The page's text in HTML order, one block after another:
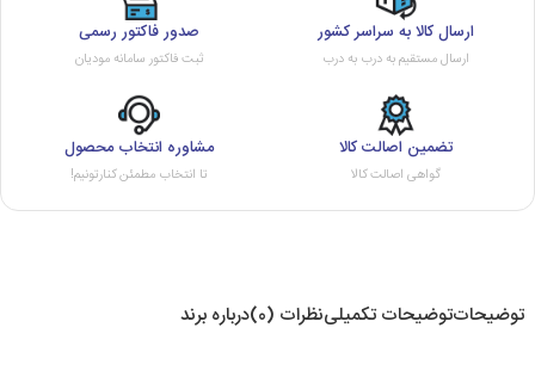
ارسال کالا به سراسر کشور
ارسال مستقیم به درب به درب
صدور فاکتور رسمی
ثبت فاکتور سامانه مودیان
تضمین اصالت کالا
گواهی اصالت کالا
مشاوره انتخاب محصول
تا انتخاب مطمئن کنارتونیم!
توضیحاتتوضیحات تکمیلینظرات (0) درباره برند